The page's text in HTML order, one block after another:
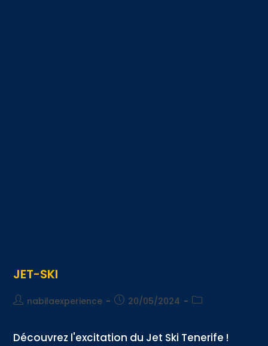
JET-SKI
nabilaexperience 20/05/2024
Découvrez l'excitation du Jet Ski Tenerife !